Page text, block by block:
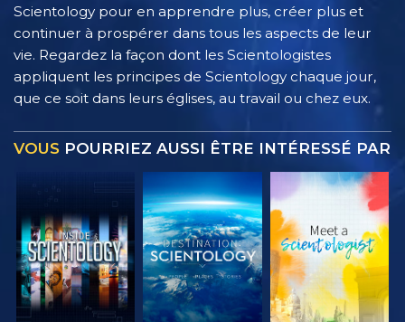
Scientology pour en apprendre plus, créer plus et
continuer à prospérer dans tous les aspects de leur
vie. Regardez la façon dont les Scientologistes
appliquent les principes de Scientology chaque jour,
que ce soit dans leurs églises, au travail ou chez eux.
VOUS POURRIEZ AUSSI ÊTRE INTÉRESSÉ PAR